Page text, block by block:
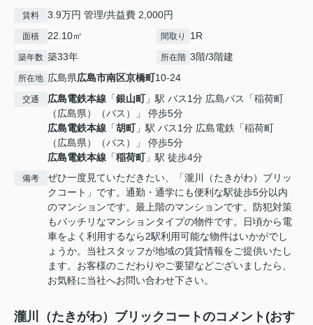
賃料 3.9万円 管理/共益費 2,000円
面積 22.10㎡ 間取り 1R
築年数 築33年 所在階 3階/3階建
所在地 広島県広島市南区京橋町10-24
交通 広島電鉄本線 「銀山町」駅 バス1分 広島バス「稲荷町
（広島県）（バス）」 停歩5分
広島電鉄本線 「胡町」駅 バス1分 広島電鉄「稲荷町
（広島県）（バス）」 停歩5分
広島電鉄本線 「稲荷町」駅 徒歩4分
備考
ぜひ一度見ていただきたい、「瀧川（たきがわ）ブリッ
クコート」です。通勤・通学にも便利な駅徒歩5分以内
のマンションです。最上階のマンションです。防犯対策
もバッチリなマンションタイプの物件です。日頃から電
車をよく利用するなら2駅利用可能な物件はいかがでし
ょうか。当社スタッフが地域の賃貸情報をご提供いたし
ます。お客様のこだわりやご要望などございましたら、
お気軽に当社へお問い合わせ下さい。
瀧川（たきがわ）ブリックコートのコメント(おす